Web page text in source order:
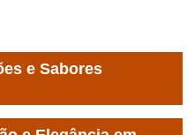
e Sabores